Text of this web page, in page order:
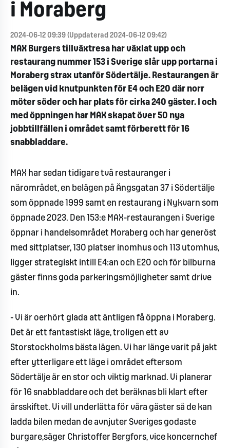
i Moraberg
2024-06-12 09:39 (Uppdaterad 2024-06-12 09:42)
MAX Burgers tillväxtresa har växlat upp och
restaurang nummer 153 i Sverige slår upp portarna i
Moraberg strax utanför Södertälje. Restaurangen är
belägen vid knutpunkten för E4 och E20 där norr
möter söder och har plats för cirka 240 gäster. I och
med öppningen har MAX skapat över 50 nya
jobbtillfällen i området samt förberett för 16
snabbladdare.
MAX har sedan tidigare två restauranger i
närområdet, en belägen på Ängsgatan 37 i Södertälje
som öppnade 1999 samt en restaurang i Nykvarn som
öppnade 2023. Den 153:e MAX-restaurangen i Sverige
öppnar i handelsområdet Moraberg och har generöst
med sittplatser, 130 platser inomhus och 113 utomhus,
ligger strategiskt intill E4:an och E20 och för bilburna
gäster finns goda parkeringsmöjligheter samt drive
in.
- Vi är oerhört glada att äntligen få öppna i Moraberg.
Det är ett fantastiskt läge, troligen ett av
Storstockholms bästa lägen. Vi har länge varit på jakt
efter ytterligare ett läge i området eftersom
Södertälje är en stor och viktig marknad. Vi planerar
för 16 snabbladdare och det beräknas bli klart efter
årsskiftet. Vi vill underlätta för våra gäster så de kan
ladda bilen medan de avnjuter Sveriges godaste
burgare,säger Christoffer Bergfors, vice koncernchef